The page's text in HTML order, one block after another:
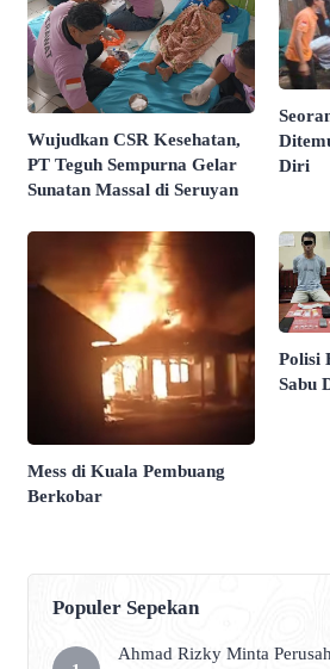
Wujudkan CSR Kesehatan,
PT Teguh Sempurna Gelar
Sunatan Massal di Seruyan
Diri
Mess di Kuala Pembuang
Berkobar
Polisi
Sabu
Populer Sepekan
Ahmad Rizky Minta